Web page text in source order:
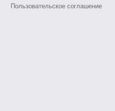
Пользовательское соглашение